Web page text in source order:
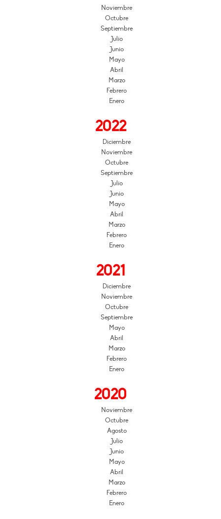
Noviembre
Octubre
Septiembre
Julio
Junio
Mayo
Abril
Marzo
Febrero
Enero
2022
Diciembre
Noviembre
Octubre
Septiembre
Julio
Junio
Mayo
Abril
Marzo
Febrero
Enero
2021
Diciembre
Noviembre
Octubre
Septiembre
Mayo
Abril
Marzo
Febrero
Enero
2020
Noviembre
Octubre
Agosto
Julio
Junio
Mayo
Abril
Marzo
Febrero
Enero